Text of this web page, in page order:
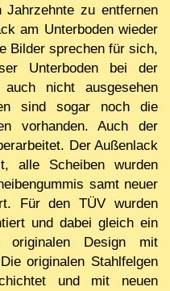
Jahrzehnte zu entfernen
am Unterboden wieder
Bilder sprechen für sich,
Unterboden bei der
auch nicht ausgesehen
sind sogar noch die
vorhanden. Auch der
Der Außenlack
alle Scheiben wurden
samt neuer
Für den TÜV wurden
und dabei gleich ein
originalen Design mit
originalen Stahlfelgen
und mit neuen